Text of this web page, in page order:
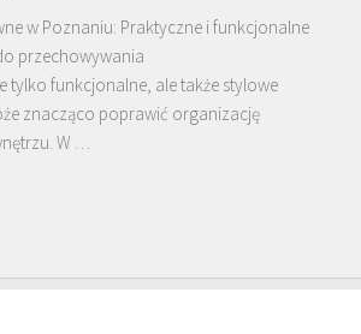
w Poznaniu: Praktyczne i funkcjonalne
przechowywania
tylko funkcjonalne, ale także stylowe
znacząco poprawić organizację
W …